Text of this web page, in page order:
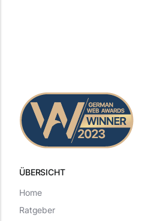
ÜBERSICHT
Home
Ratgeber